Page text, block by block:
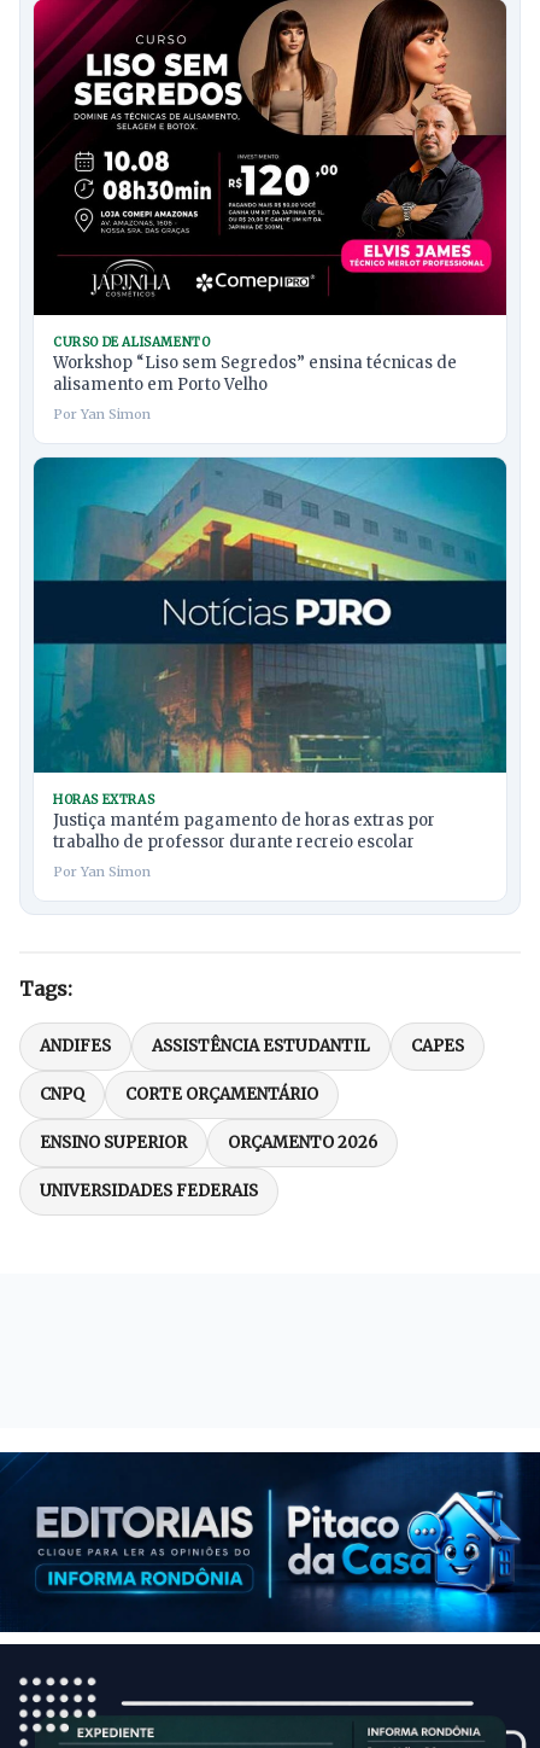
CURSO DE ALISAMENTO
Workshop “Liso sem Segredos” ensina técnicas de
alisamento em Porto Velho
Por Yan Simon
HORAS EXTRAS
Justiça mantém pagamento de horas extras por
trabalho de professor durante recreio escolar
Por Yan Simon
Tags:
ANDIFES ASSISTÊNCIA ESTUDANTIL CAPES
CNPQ CORTE ORÇAMENTÁRIO
ENSINO SUPERIOR ORÇAMENTO 2026
UNIVERSIDADES FEDERAIS